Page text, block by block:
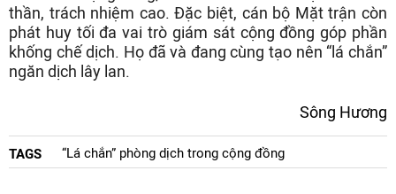
thần, trách nhiệm cao. Đặc biệt, cán bộ Mặt trận còn
phát huy tối đa vai trò giám sát cộng đồng góp phần
khống chế dịch. Họ đã và đang cùng tạo nên “lá chắn”
ngăn dịch lây lan.
Sông Hương
TAGS “Lá chắn” phòng dịch trong cộng đồng